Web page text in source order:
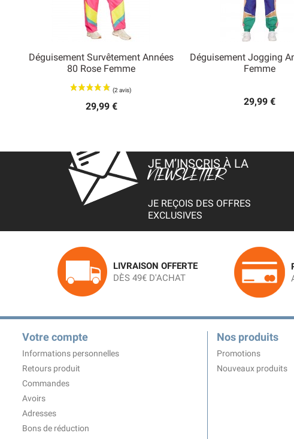
Déguisement Survêtement Années
80 Rose Femme
29,99 €
 Aperçu rapide
Déguisement Jogging
Femme
29,99 €
Aperçu rapide
JE M’INSCRIS À LA
NEWSLETTER
JE REÇOIS DES OFFRES
EXCLUSIVES
LIVRAISON OFFERTE
DÈS 49€ D'ACHAT
Votre compte
Informations personnelles
Retours produit
Commandes
Avoirs
Adresses
Bons de réduction
Nos produits
Promotions
Nouveaux produits